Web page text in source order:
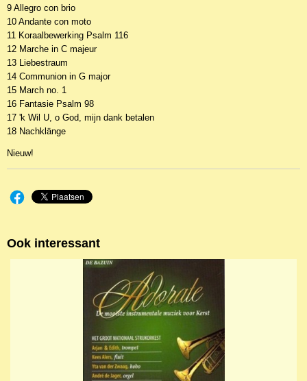
9 Allegro con brio
10 Andante con moto
11 Koraalbewerking Psalm 116
12 Marche in C majeur
13 Liebestraum
14 Communion in G major
15 March no. 1
16 Fantasie Psalm 98
17 'k Wil U, o God, mijn dank betalen
18 Nachklänge
Nieuw!
Ook interessant